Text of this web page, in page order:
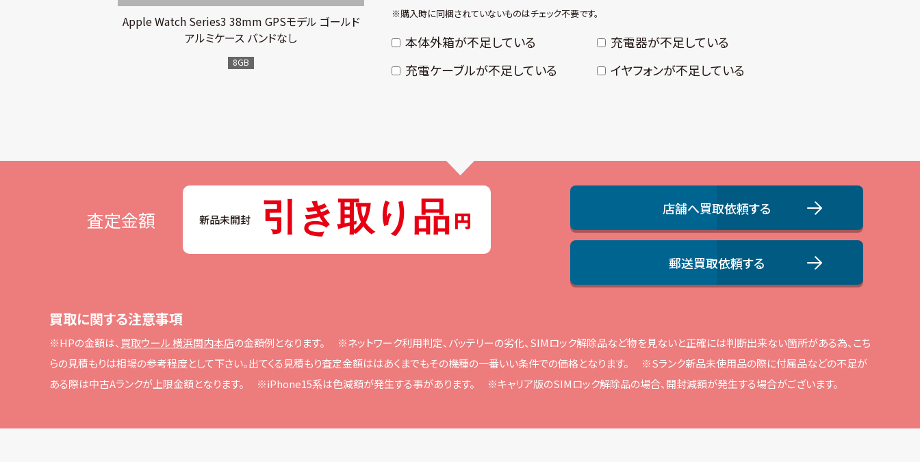
Apple Watch Series3 38mm GPSモデル ゴールド
アルミケース バンドなし
8GB
※購⼊時に同梱されていないものはチェック不要です。
本体外箱が不⾜している
充電器が不⾜している
充電ケーブルが不⾜している
イヤフォンが不⾜している
査定金額 新品未開封 引き取り品 店舗へ買取依頼する
郵送買取依頼する
買取に関する注意事項
※HPの⾦額は、 買取ウール 横浜関内本店の⾦額例となります。
※ネットワーク利⽤判定、バッテリーの劣化、SIMロック解除品など物を⾒ないと正確には判断出来ない箇所がある為、こち
らの⾒積もりは相場の参考程度として下さい。出てくる⾒積もり査定⾦額ははあくまでもその機種の⼀番いい条件での価格となります。
※Sランク新品未使⽤品の際に付属品などの不⾜が
ある際は中古Aランクが上限⾦額となります。
※iPhone15系は⾊減額が発⽣する事があります。 ※キャリア版のSIMロック解除品の場合、開封減額が発⽣する場合がございます。